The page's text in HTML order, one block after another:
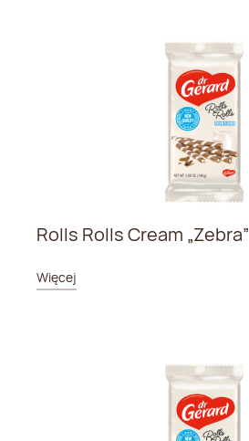
Rolls Rolls Cream „Zebra”
Więcej